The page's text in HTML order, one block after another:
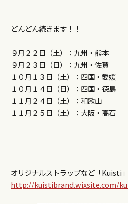
どんどん続きます！！
９月２２日（土）：九州・熊本
９月２３日（日）：九州・佐賀
１０月１３日（土）：四国・愛媛
１０月１４日（日）：四国・徳島
１１月２４日（土）：和歌山
１１月２５日（土）：大阪・高石
オリジナルストラップなど「Kuisti
http://kuistibrand.wixsite.com/